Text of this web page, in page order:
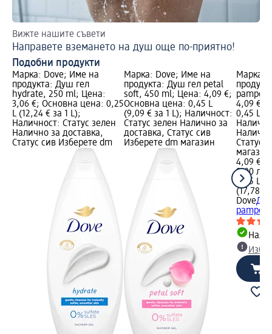
Вижте нашите съвети
Направете вземането на душ още по-приятно!
Подобни продукти
Марка: Dove; Име на
продукта: Душ гел
hydrate, 250 ml; Цена:
3,06 €; Основна цена: 0,25
L (12,24 € за 1 L);
Наличност: Статус зелен
Налично за доставка,
Статус сив Изберете dm
Марка: Dove; Име на
продукта: Душ гел petal
soft, 450 ml; Цена: 4,09 €;
Основна цена: 0,45 L
(9,09 € за 1 L); Наличност:
Статус зелен Налично за
доставка, Статус сив
Изберете dm магазин
Марка:
4,09 €;
0,45 L
Статус
магазин
4,09 €
8,00 лв.
0,45 L
(17,78
Dove
pamper,